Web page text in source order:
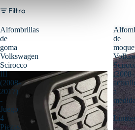
Filtro
Alfombrillas
de
goma
Volkswagen
Scirocco
III
(2008-
2017)
-
Juego
4
Piezas
de
(2008-
a
-